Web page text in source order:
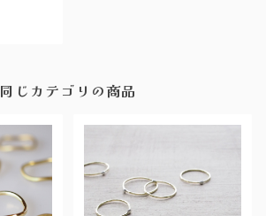
同じカテゴリの商品